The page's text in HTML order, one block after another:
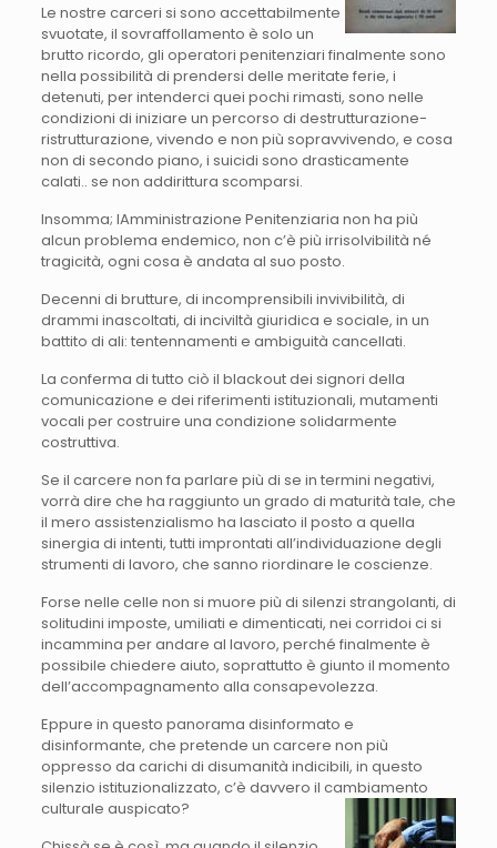
Le nostre carceri si sono accettabilmente
svuotate, il sovraffollamento è solo un
brutto ricordo, gli operatori penitenziari finalmente sono
nella possibilità di prendersi delle meritate ferie, i
detenuti, per intenderci quei pochi rimasti, sono nelle
condizioni di iniziare un percorso di destrutturazione-
ristrutturazione, vivendo e non più sopravvivendo, e cosa
non di secondo piano, i suicidi sono drasticamente
calati.. se non addirittura scomparsi.
Insomma; lAmministrazione Penitenziaria non ha più
alcun problema endemico, non c’è più irrisolvibilità né
tragicità, ogni cosa è andata al suo posto.
Decenni di brutture, di incomprensibili invivibilità, di
drammi inascoltati, di inciviltà giuridica e sociale, in un
battito di ali: tentennamenti e ambiguità cancellati.
La conferma di tutto ciò il blackout dei signori della
comunicazione e dei riferimenti istituzionali, mutamenti
vocali per costruire una condizione solidarmente
costruttiva.
Se il carcere non fa parlare più di se in termini negativi,
vorrà dire che ha raggiunto un grado di maturità tale, che
il mero assistenzialismo ha lasciato il posto a quella
sinergia di intenti, tutti improntati all’individuazione degli
strumenti di lavoro, che sanno riordinare le coscienze.
Forse nelle celle non si muore più di silenzi strangolanti, di
solitudini imposte, umiliati e dimenticati, nei corridoi ci si
incammina per andare al lavoro, perché finalmente è
possibile chiedere aiuto, soprattutto è giunto il momento
dell’accompagnamento alla consapevolezza.
Eppure in questo panorama disinformato e
disinformante, che pretende un carcere non più
oppresso da carichi di disumanità indicibili, in questo
silenzio istituzionalizzato, c’è davvero il cambiamento
culturale auspicato?